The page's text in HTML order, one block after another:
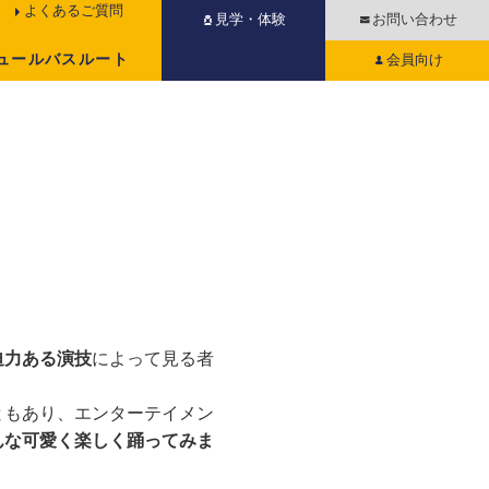
見学・体験 お問い合わせ
会員向け
よくあるご質問
ールバスルート
ある演技によって見る者
あり、エンターテイメン
な可愛く楽しく踊ってみま